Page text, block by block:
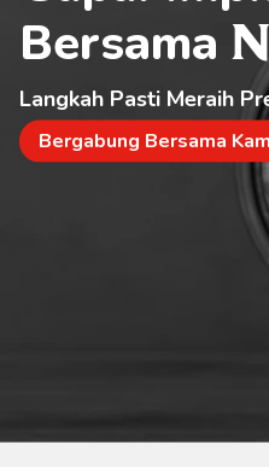
Bersama
Langkah Pasti Meraih
Bergabung Bersama